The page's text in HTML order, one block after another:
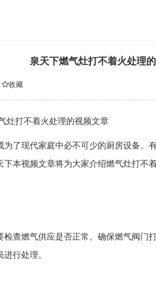
泉天下燃气灶打不着火处理
收藏
灶打不着火处理的视频文章
为了现代家庭中必不可少的厨房设备
本视频文章将为大家介绍燃气灶打不
查燃气供应是否正常。确保燃气阀门
行处理。